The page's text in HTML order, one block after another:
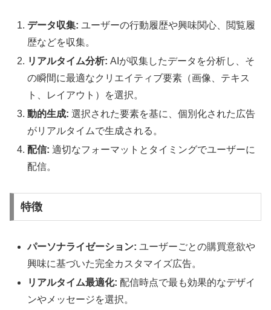
データ収集: ユーザーの行動履歴や興味関心、閲覧履
歴などを収集。
リアルタイム分析: AIが収集したデータを分析し、そ
の瞬間に最適なクリエイティブ要素（画像、テキス
ト、レイアウト）を選択。
動的生成: 選択された要素を基に、個別化された広告
がリアルタイムで生成される。
配信: 適切なフォーマットとタイミングでユーザーに
配信。
特徴
パーソナライゼーション: ユーザーごとの購買意欲や
興味に基づいた完全カスタマイズ広告。
リアルタイム最適化: 配信時点で最も効果的なデザイ
ンやメッセージを選択。